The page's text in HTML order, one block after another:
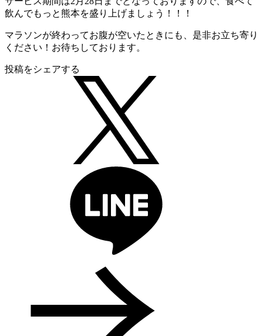
飲んでもっと熊本を盛り上げましょう！！！
マラソンが終わってお腹が空いたときにも、是非お立ち寄り
ください！お待ちしております。
投稿をシェアする